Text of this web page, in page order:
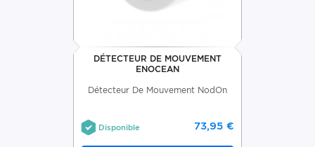
DÉTECTEUR DE MOUVEMENT
ENOCEAN
Détecteur De Mouvement NodOn
73,95 €
Disponible